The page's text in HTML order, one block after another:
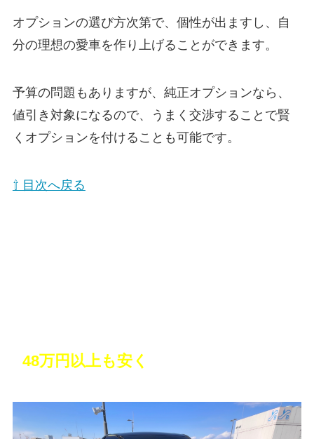
オプションの選び方次第で、個性が出ますし、自
分の理想の愛車を作り上げることができます。
予算の問題もありますが、純正オプションなら、
値引き対象になるので、うまく交渉することで賢
くオプションを付けることも可能です。
⇧ 目次へ戻る
48万円以上も安く